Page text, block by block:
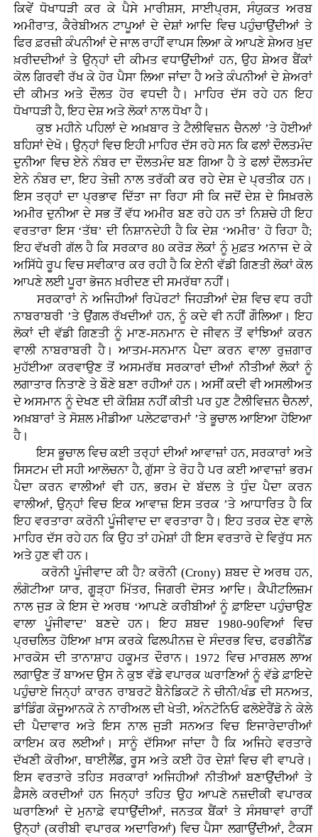
ਕਿਵੇਂ ਧੋਖਾਧੜੀ ਕਰ ਕੇ ਪੈਸੇ ਮਾਰੀਸ਼ਸ, ਸਾਈਪ੍ਰਸ, ਸੰਯੁਕਤ ਅਰਬ
ਅਮੀਰਾਤ, ਕੈਰੇਬੀਅਨ ਟਾਪੂਆਂ ਦੇ ਦੇਸ਼ਾਂ ਆਦਿ ਵਿਚ ਪਹੁੰਚਾਉਂਦੀਆਂ ਤੇ
ਫਿਰ ਫ਼ਰਜ਼ੀ ਕੰਪਨੀਆਂ ਦੇ ਜਾਲ ਰਾਹੀਂ ਵਾਪਸ ਲਿਆ ਕੇ ਆਪਣੇ ਸ਼ੇਅਰ ਖ਼ੁਦ
ਖ਼ਰੀਦਦੀਆਂ ਤੇ ਉਨ੍ਹਾਂ ਦੀ ਕੀਮਤ ਵਧਾਉਂਦੀਆਂ ਹਨ, ਉਹ ਸ਼ੇਅਰ ਬੈਂਕਾਂ
ਕੋਲ ਗਿਰਵੀ ਰੱਖ ਕੇ ਹੋਰ ਪੈਸਾ ਲਿਆ ਜਾਂਦਾ ਹੈ ਅਤੇ ਕੰਪਨੀਆਂ ਦੇ ਸ਼ੇਅਰਾਂ
ਦੀ ਕੀਮਤ ਅਤੇ ਦੌਲਤ ਹੋਰ ਵਧਦੀ ਹੈ। ਮਾਹਿਰ ਦੱਸ ਰਹੇ ਹਨ ਇਹ
ਧੋਖਾਧੜੀ ਹੈ, ਇਹ ਦੇਸ਼ ਅਤੇ ਲੋਕਾਂ ਨਾਲ ਧੋਖਾ ਹੈ।
ਕੁਝ ਮਹੀਨੇ ਪਹਿਲਾਂ ਦੇ ਅਖ਼ਬਾਰ ਤੇ ਟੈਲੀਵਿਜ਼ਨ ਚੈਨਲਾਂ ’ਤੇ ਹੋਈਆਂ
ਬਹਿਸਾਂ ਦੇਖੋ। ਉਨ੍ਹਾਂ ਵਿਚ ਇਹੀ ਮਾਹਿਰ ਦੱਸ ਰਹੇ ਸਨ ਕਿ ਫਲਾਂ ਦੌਲਤਮੰਦ
ਦੁਨੀਆ ਵਿਚ ਏਨੇ ਨੰਬਰ ਦਾ ਦੌਲਤਮੰਦ ਬਣ ਗਿਆ ਹੈ ਤੇ ਫਲਾਂ ਦੌਲਤਮੰਦ
ਏਨੇ ਨੰਬਰ ਦਾ, ਇਹ ਤੇਜ਼ੀ ਨਾਲ ਤਰੱਕੀ ਕਰ ਰਹੇ ਦੇਸ਼ ਦੇ ਪ੍ਰਤੀਕ ਹਨ।
ਇਸ ਤਰ੍ਹਾਂ ਦਾ ਪ੍ਰਭਾਵ ਦਿੱਤਾ ਜਾ ਰਿਹਾ ਸੀ ਕਿ ਜਦੋਂ ਦੇਸ਼ ਦੇ ਸਿਖ਼ਰਲੇ
ਅਮੀਰ ਦੁਨੀਆ ਦੇ ਸਭ ਤੋਂ ਵੱਧ ਅਮੀਰ ਬਣ ਰਹੇ ਹਨ ਤਾਂ ਨਿਸ਼ਚੇ ਹੀ ਇਹ
ਵਰਤਾਰਾ ਇਸ ‘ਤੱਥ’ ਦੀ ਨਿਸ਼ਾਨਦੇਹੀ ਹੈ ਕਿ ਦੇਸ਼ ‘ਅਮੀਰ’ ਹੋ ਰਿਹਾ ਹੈ;
ਇਹ ਵੱਖਰੀ ਗੱਲ ਹੈ ਕਿ ਸਰਕਾਰ 80 ਕਰੋੜ ਲੋਕਾਂ ਨੂੰ ਮੁਫ਼ਤ ਅਨਾਜ ਦੇ ਕੇ
ਅਸਿੱਧੇ ਰੂਪ ਵਿਚ ਸਵੀਕਾਰ ਕਰ ਰਹੀ ਹੈ ਕਿ ਏਨੀ ਵੱਡੀ ਗਿਣਤੀ ਲੋਕਾਂ ਕੋਲ
ਆਪਣੇ ਲਈ ਪੂਰਾ ਭੋਜਨ ਖ਼ਰੀਦਣ ਦੀ ਸਮਰੱਥਾ ਨਹੀਂ।
ਸਰਕਾਰਾਂ ਨੇ ਅਜਿਹੀਆਂ ਰਿਪੋਰਟਾਂ ਜਿਹੜੀਆਂ ਦੇਸ਼ ਵਿਚ ਵਧ ਰਹੀ
ਨਾਬਰਾਬਰੀ ’ਤੇ ਉਂਗਲ ਰੱਖਦੀਆਂ ਹਨ, ਨੂੰ ਕਦੇ ਵੀ ਨਹੀਂ ਗੌਲਿਆ। ਇਹ
ਲੋਕਾਂ ਦੀ ਵੱਡੀ ਗਿਣਤੀ ਨੂੰ ਮਾਣ-ਸਨਮਾਨ ਦੇ ਜੀਵਨ ਤੋਂ ਵਾਂਝਿਆਂ ਕਰਨ
ਵਾਲੀ ਨਾਬਰਾਬਰੀ ਹੈ। ਆਤਮ-ਸਨਮਾਨ ਪੈਦਾ ਕਰਨ ਵਾਲਾ ਰੁਜ਼ਗਾਰ
ਮੁਹੱਈਆ ਕਰਵਾਉਣ ਤੋਂ ਅਸਮਰੱਥ ਸਰਕਾਰਾਂ ਦੀਆਂ ਨੀਤੀਆਂ ਲੋਕਾਂ ਨੂੰ
ਲਗਾਤਾਰ ਨਿਤਾਣੇ ਤੇ ਬੌਣੇ ਬਣਾ ਰਹੀਆਂ ਹਨ। ਅਸੀਂ ਕਦੀ ਵੀ ਅਸਲੀਅਤ
ਦੇ ਅਸਮਾਨ ਨੂੰ ਦੇਖਣ ਦੀ ਕੋਸ਼ਿਸ਼ ਨਹੀਂ ਕੀਤੀ ਪਰ ਹੁਣ ਟੈਲੀਵਿਜ਼ਨ ਚੈਨਲਾਂ,
ਅਖ਼ਬਾਰਾਂ ਤੇ ਸੋਸ਼ਲ ਮੀਡੀਆ ਪਲੇਟਫਾਰਮਾਂ ’ਤੇ ਭੂਚਾਲ ਆਇਆ ਹੋਇਆ
ਹੈ।
ਇਸ ਭੂਚਾਲ ਵਿਚ ਕਈ ਤਰ੍ਹਾਂ ਦੀਆਂ ਆਵਾਜ਼ਾਂ ਹਨ, ਸਰਕਾਰਾਂ ਅਤੇ
ਸਿਸਟਮ ਦੀ ਸਹੀ ਆਲੋਚਨਾ ਹੈ, ਗੁੱਸਾ ਤੇ ਰੋਹ ਹੈ ਪਰ ਕਈ ਆਵਾਜ਼ਾਂ ਭਰਮ
ਪੈਦਾ ਕਰਨ ਵਾਲੀਆਂ ਵੀ ਹਨ, ਭਰਮ ਦੇ ਬੱਦਲ ਤੇ ਧੁੰਦ ਪੈਦਾ ਕਰਨ
ਵਾਲੀਆਂ, ਉਨ੍ਹਾਂ ਵਿਚ ਇਕ ਆਵਾਜ਼ ਇਸ ਤਰਕ ’ਤੇ ਆਧਾਰਿਤ ਹੈ ਕਿ
ਇਹ ਵਰਤਾਰਾ ਕਰੋਨੀ ਪੂੰਜੀਵਾਦ ਦਾ ਵਰਤਾਰਾ ਹੈ। ਇਹ ਤਰਕ ਦੇਣ ਵਾਲੇ
ਮਾਹਿਰ ਦੱਸ ਰਹੇ ਹਨ ਕਿ ਉਹ ਤਾਂ ਹਮੇਸ਼ਾਂ ਹੀ ਇਸ ਵਰਤਾਰੇ ਦੇ ਵਿਰੁੱਧ ਸਨ
ਅਤੇ ਹੁਣ ਵੀ ਹਨ।
ਕਰੋਨੀ ਪੂੰਜੀਵਾਦ ਕੀ ਹੈ? ਕਰੋਨੀ (Crony) ਸ਼ਬਦ ਦੇ ਅਰਥ ਹਨ,
ਲੰਗੋਟੀਆ ਯਾਰ, ਗੂੜ੍ਹਾ ਮਿੱਤਰ, ਜਿਗਰੀ ਦੋਸਤ ਆਦਿ। ਕੈਪੀਟਲਿਜ਼ਮ
ਨਾਲ ਜੁੜ ਕੇ ਇਸ ਦੇ ਅਰਥ ‘ਆਪਣੇ ਕਰੀਬੀਆਂ ਨੂੰ ਫ਼ਾਇਦਾ ਪਹੁੰਚਾਉਣ
ਵਾਲਾ ਪੂੰਜੀਵਾਦ’ ਬਣਦੇ ਹਨ। ਇਹ ਸ਼ਬਦ 1980-90ਵਿਆਂ ਵਿਚ
ਪ੍ਰਚਲਿਤ ਹੋਇਆ ਖ਼ਾਸ ਕਰਕੇ ਫਿਲਪੀਨਜ਼ ਦੇ ਸੰਦਰਭ ਵਿਚ, ਫਰਡੀਨੈਂਡ
ਮਾਰਕੋਸ ਦੀ ਤਾਨਾਸ਼ਾਹ ਹਕੂਮਤ ਦੌਰਾਨ। 1972 ਵਿਚ ਮਾਰਸ਼ਲ ਲਾਅ
ਲਗਾਉਣ ਤੋਂ ਬਾਅਦ ਉਸ ਨੇ ਕੁਝ ਵੱਡੇ ਵਪਾਰਕ ਘਰਾਣਿਆਂ ਨੂੰ ਵੱਡੇ ਫ਼ਾਇਦੇ
ਪਹੁੰਚਾਏ ਜਿਨ੍ਹਾਂ ਕਾਰਨ ਰਾਬਰਟੋ ਬੈਨੇਡਿਕਟੋ ਨੇ ਚੀਨੀ/ਖੰਡ ਦੀ ਸਨਅਤ,
ਡਾਂਡਿੰਗ ਕੋਜੂਆਨਕੋ ਨੇ ਨਾਰੀਅਲ ਦੀ ਖੇਤੀ, ਅੰਨਟੋਨਿਓ ਫਲੋਏਰੈਂਡੋ ਨੇ ਕੇਲੇ
ਦੀ ਪੈਦਾਵਾਰ ਅਤੇ ਇਸ ਨਾਲ ਜੁੜੀ ਸਨਅਤ ਵਿਚ ਇਜਾਰੇਦਾਰੀਆਂ
ਕਾਇਮ ਕਰ ਲਈਆਂ। ਸਾਨੂੰ ਦੱਸਿਆ ਜਾਂਦਾ ਹੈ ਕਿ ਅਜਿਹੇ ਵਰਤਾਰੇ
ਦੱਖਣੀ ਕੋਰੀਆ, ਥਾਈਲੈਂਡ, ਰੂਸ ਅਤੇ ਕਈ ਹੋਰ ਦੇਸ਼ਾਂ ਵਿਚ ਵੀ ਵਾਪਰੇ।
ਇਸ ਵਰਤਾਰੇ ਤਹਿਤ ਸਰਕਾਰਾਂ ਅਜਿਹੀਆਂ ਨੀਤੀਆਂ ਬਣਾਉਂਦੀਆਂ ਤੇ
ਫ਼ੈਸਲੇ ਕਰਦੀਆਂ ਹਨ ਜਿਨ੍ਹਾਂ ਤਹਿਤ ਉਹ ਆਪਣੇ ਨਜ਼ਦੀਕੀ ਵਪਾਰਕ
ਘਰਾਣਿਆਂ ਦੇ ਮੁਨਾਫ਼ੇ ਵਧਾਉਂਦੀਆਂ, ਜਨਤਕ ਬੈਂਕਾਂ ਤੇ ਸੰਸਥਾਵਾਂ ਰਾਹੀਂ
ਉਨ੍ਹਾਂ (ਕਰੀਬੀ ਵਪਾਰਕ ਅਦਾਰਿਆਂ) ਵਿਚ ਪੈਸਾ ਲਗਾਉਂਦੀਆਂ, ਟੈਕਸ